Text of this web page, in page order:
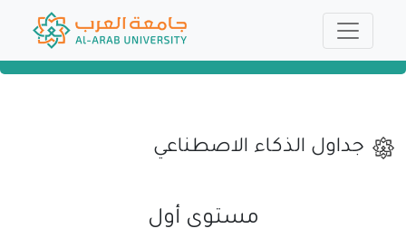
جداول الذكاء الاصطناعي
مستوى أول